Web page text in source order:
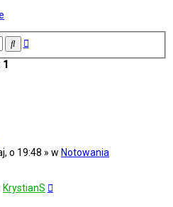
SzukajWyszukiwanie
1
o 19:48 » w Notowania
KrystianS